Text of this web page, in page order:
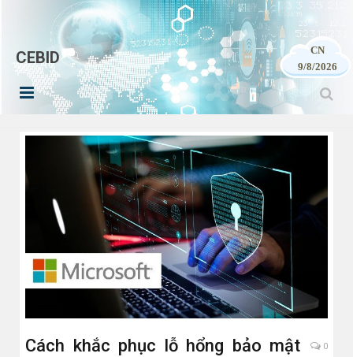
CEBID
CN
9/8/2026
Cách khắc phục lỗ hổng bảo mật
0